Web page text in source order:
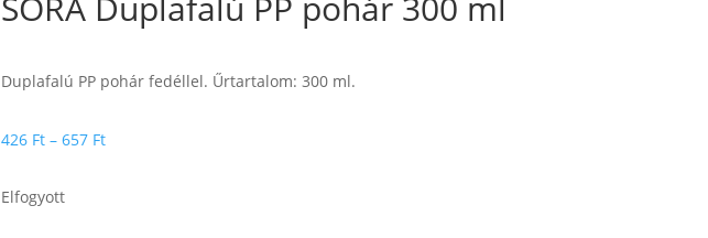
Duplafalú PP pohár fedéllel. Űrtartalom: 300 ml.
426 Ft – 657 FtÁrtartomány:
Elfogyott